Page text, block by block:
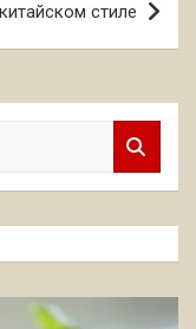
стиле